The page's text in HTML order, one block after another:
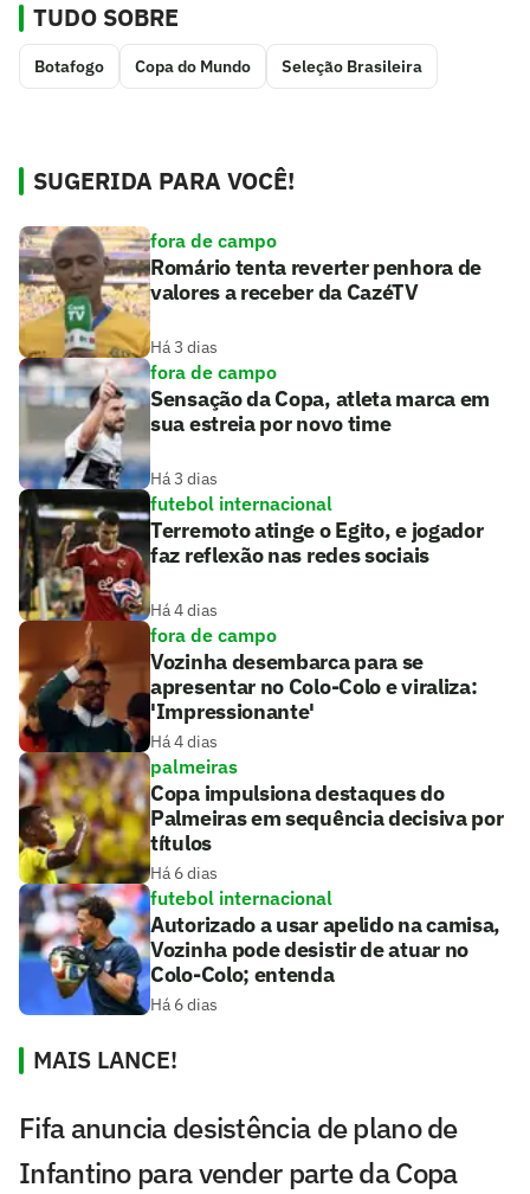
TUDO SOBRE
Botafogo Copa do Mundo Seleção Brasileira
SUGERIDA PARA VOCÊ!
fora de campo
Romário tenta reverter penhora de
valores a receber da CazéTV
Há 3 dias
fora de campo
Sensação da Copa, atleta marca em
sua estreia por novo time
Há 3 dias
futebol internacional
Terremoto atinge o Egito, e jogador
faz reflexão nas redes sociais
Há 4 dias
fora de campo
Vozinha desembarca para se
apresentar no Colo-Colo e viraliza:
'Impressionante'
Há 4 dias
palmeiras
Copa impulsiona destaques do
Palmeiras em sequência decisiva por
títulos
Há 6 dias
futebol internacional
Autorizado a usar apelido na camisa,
Vozinha pode desistir de atuar no
Colo-Colo; entenda
Há 6 dias
MAIS LANCE!
Fifa anuncia desistência de plano de
Infantino para vender parte da Copa